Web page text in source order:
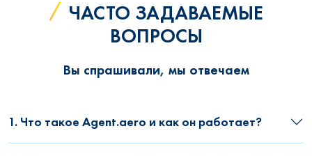
ЧАСТО ЗАДАВАЕМЫЕ
ВОПРОСЫ
Вы спрашивали, мы отвечаем
1. Что такое Agent.aero и как он работает?